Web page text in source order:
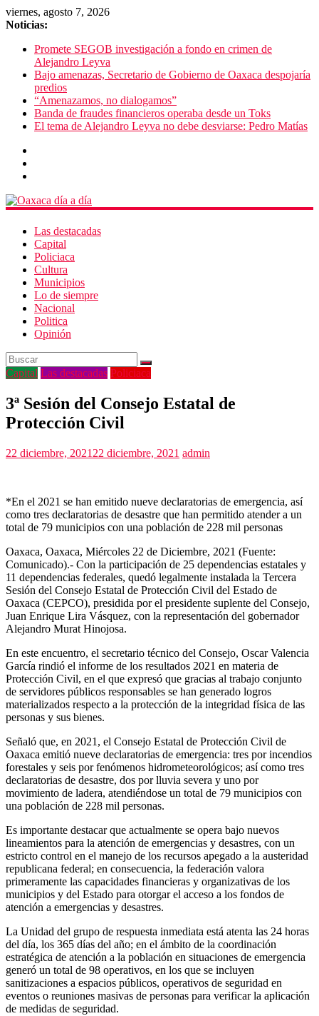
viernes, agosto 7, 2026
Noticias:
Promete SEGOB investigación a fondo en crimen de
Alejandro Leyva
Bajo amenazas, Secretario de Gobierno de Oaxaca despojaría
predios
“Amenazamos, no dialogamos”
Banda de fraudes financieros operaba desde un Toks
El tema de Alejandro Leyva no debe desviarse: Pedro Matías
Las destacadas
Capital
Policiaca
Cultura
Municipios
Lo de siempre
Nacional
Politica
Opinión
Capital Las destacadas Policiaca
3ª Sesión del Consejo Estatal de
Protección Civil
22 diciembre, 2021 22 diciembre, 2021 admin
*En el 2021 se han emitido nueve declaratorias de emergencia, así
como tres declaratorias de desastre que han permitido atender a un
total de 79 municipios con una población de 228 mil personas
Oaxaca, Oaxaca, Miércoles 22 de Diciembre, 2021 (Fuente:
Comunicado).- Con la participación de 25 dependencias estatales y
11 dependencias federales, quedó legalmente instalada la Tercera
Sesión del Consejo Estatal de Protección Civil del Estado de
Oaxaca (CEPCO), presidida por el presidente suplente del Consejo,
Juan Enrique Lira Vásquez, con la representación del gobernador
Alejandro Murat Hinojosa.
En este encuentro, el secretario técnico del Consejo, Oscar Valencia
García rindió el informe de los resultados 2021 en materia de
Protección Civil, en el que expresó que gracias al trabajo conjunto
de servidores públicos responsables se han generado logros
materializados respecto a la protección de la integridad física de las
personas y sus bienes.
Señaló que, en 2021, el Consejo Estatal de Protección Civil de
Oaxaca emitió nueve declaratorias de emergencia: tres por incendios
forestales y seis por fenómenos hidrometeorológicos; así como tres
declaratorias de desastre, dos por lluvia severa y uno por
movimiento de ladera, atendiéndose un total de 79 municipios con
una población de 228 mil personas.
Es importante destacar que actualmente se opera bajo nuevos
lineamientos para la atención de emergencias y desastres, con un
estricto control en el manejo de los recursos apegado a la austeridad
republicana federal; en consecuencia, la federación valora
primeramente las capacidades financieras y organizativas de los
municipios y del Estado para otorgar el acceso a los fondos de
atención a emergencias y desastres.
La Unidad del grupo de respuesta inmediata está atenta las 24 horas
del día, los 365 días del año; en el ámbito de la coordinación
estratégica de atención a la población en situaciones de emergencia
generó un total de 98 operativos, en los que se incluyen
sanitizaciones a espacios públicos, operativos de seguridad en
eventos o reuniones masivas de personas para verificar la aplicación
de medidas de seguridad.